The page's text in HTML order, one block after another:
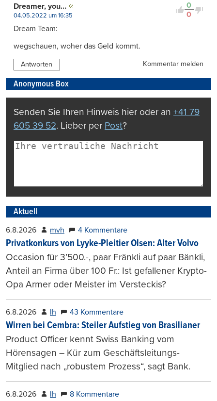
0
0
Dreamer, you…
04.05.2022 um 16:35
Dream Team:
wegschauen, woher das Geld kommt.
Antworten Kommentar melden
Anonymous Box
Senden Sie Ihren Hinweis hier oder an +41 79
605 39 52. Lieber per Post?
Aktuell
6.8.2026 mvh 4 Kommentare
Privatkonkurs von Lyyke-Pleitier Olsen: Alter Volvo
Occasion für 3’500.-, paar Fränkli auf paar Bänkli,
Anteil an Firma über 100 Fr.: Ist gefallener Krypto-
Opa Armer oder Meister im Versteckis?
6.8.2026 lh 43 Kommentare
Wirren bei Cembra: Steiler Aufstieg von Brasilianer
Product Officer kennt Swiss Banking vom
Hörensagen – Kür zum Geschäftsleitungs-
Mitglied nach „robustem Prozess“, sagt Bank.
6.8.2026 lh 8 Kommentare